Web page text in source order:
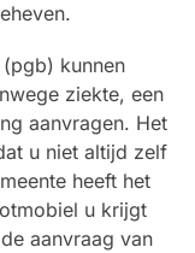
kunnen
ziekte, een
aanvragen. Het
u niet altijd zelf
heeft het
u krijgt
aanvraag van